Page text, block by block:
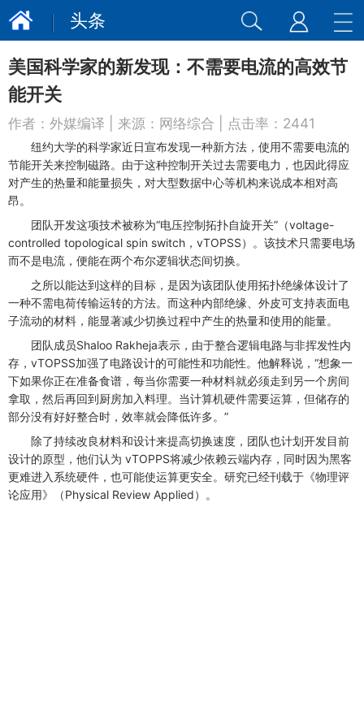
头条
美国科学家的新发现：不需要电流的高效节
能开关
作者： 外媒编译 | 来源： 网络综合 | 点击率： 2441
纽约大学的科学家近日宣布发现一种新方法，使用不需要电流的
节能开关来控制磁路。由于这种控制开关过去需要电力，也因此得应
对产生的热量和能量损失，对大型数据中心等机构来说成本相对高
昂。
团队开发这项技术被称为“电压控制拓扑自旋开关”（voltage-
controlled topological spin switch，vTOPSS）。该技术只需要电场
而不是电流，便能在两个布尔逻辑状态间切换。
之所以能达到这样的目标，是因为该团队使用拓扑绝缘体设计了
一种不需电荷传输运转的方法。而这种内部绝缘、外皮可支持表面电
子流动的材料，能显著减少切换过程中产生的热量和使用的能量。
团队成员Shaloo Rakheja表示，由于整合逻辑电路与非挥发性内
存，vTOPSS加强了电路设计的可能性和功能性。他解释说，“想象一
下如果你正在准备食谱，每当你需要一种材料就必须走到另一个房间
拿取，然后再回到厨房加入料理。当计算机硬件需要运算，但储存的
部分没有好好整合时，效率就会降低许多。”
除了持续改良材料和设计来提高切换速度，团队也计划开发目前
设计的原型，他们认为 vTOPPS将减少依赖云端内存，同时因为黑客
更难进入系统硬件，也可能使运算更安全。研究已经刊载于《物理评
论应用》（Physical Review Applied）。